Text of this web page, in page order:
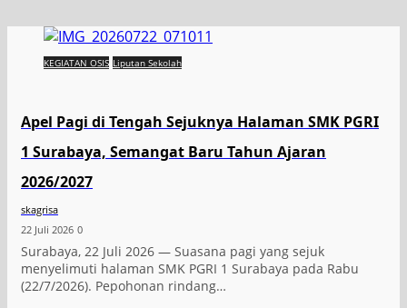
KEGIATAN OSIS Liputan Sekolah
Apel Pagi di Tengah Sejuknya Halaman SMK PGRI
1 Surabaya, Semangat Baru Tahun Ajaran
2026/2027
skagrisa
22 Juli 2026 0
Surabaya, 22 Juli 2026 — Suasana pagi yang sejuk
menyelimuti halaman SMK PGRI 1 Surabaya pada Rabu
(22/7/2026). Pepohonan rindang…